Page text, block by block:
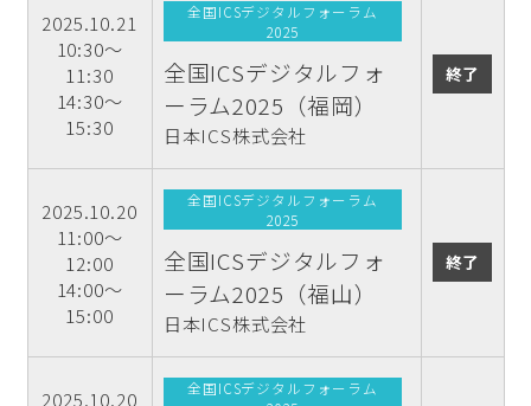
2025.10.21
10:30～
11:30
14:30～
15:30
全国ICSデジタルフォーラム
2025
全国ICSデジタルフォ
ーラム2025（福岡）
日本ICS株式会社
終了
2025.10.20
11:00～
12:00
14:00～
15:00
全国ICSデジタルフォーラム
2025
全国ICSデジタルフォ
ーラム2025（福山）
日本ICS株式会社
終了
2025.10.20
全国ICSデジタルフォーラム